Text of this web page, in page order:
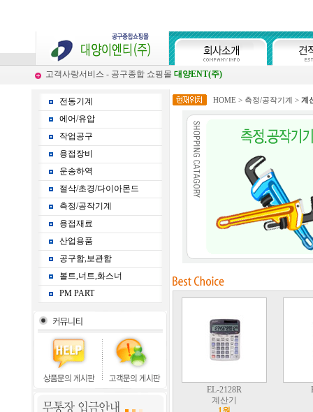
고객사랑서비스 - 공구종합 쇼핑몰 대양ENT(주)
전동기계
에어/유압
작업공구
용접장비
운송하역
절삭/초경/다이아몬드
측정/공작기계
용접재료
산업용품
공구함,보관함
볼트,너트,화스너
PM PART
HOME > 측정/공작기계 > 계
EL-2128R
계산기